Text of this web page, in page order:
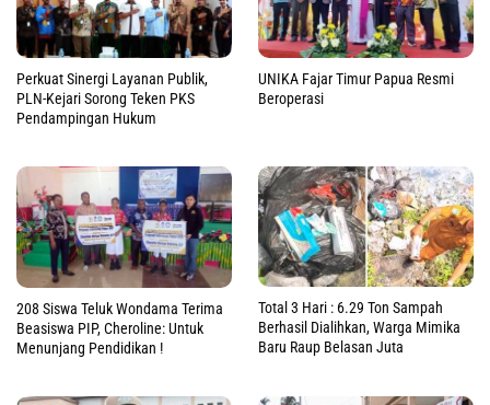
Perkuat Sinergi Layanan Publik,
PLN-Kejari Sorong Teken PKS
Pendampingan Hukum
UNIKA Fajar Timur Papua Resmi
Beroperasi
208 Siswa Teluk Wondama Terima
Beasiswa PIP, Cheroline: Untuk
Menunjang Pendidikan !
Total 3 Hari : 6.29 Ton Sampah
Berhasil Dialihkan, Warga Mimika
Baru Raup Belasan Juta